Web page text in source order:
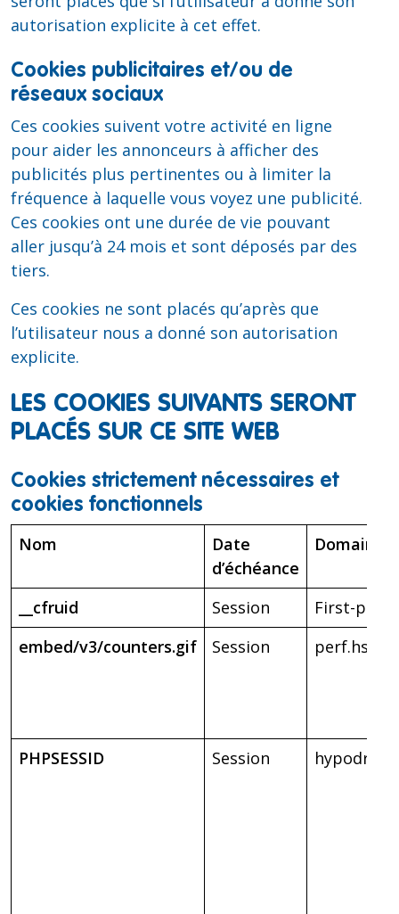
autorisation explicite à cet effet.
Cookies publicitaires et/ou de
réseaux sociaux
Ces cookies suivent votre activité en ligne
pour aider les annonceurs à afficher des
publicités plus pertinentes ou à limiter la
fréquence à laquelle vous voyez une publicité.
Ces cookies ont une durée de vie pouvant
aller jusqu’à 24 mois et sont déposés par des
tiers.
Ces cookies ne sont placés qu’après que
l’utilisateur nous a donné son autorisation
explicite.
LES COOKIES SUIVANTS SERONT
PLACÉS SUR CE SITE WEB
Cookies strictement nécessaires et
cookies fonctionnels
Nom
Date
d’échéance
Domain
__cfruid Session
First-party
embed/v3/counters.gif
Session
PHPSESSID Session